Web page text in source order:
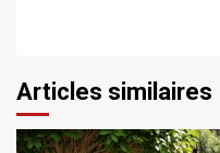
Articles similaires